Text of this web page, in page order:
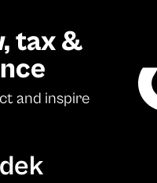
tax &
and inspire